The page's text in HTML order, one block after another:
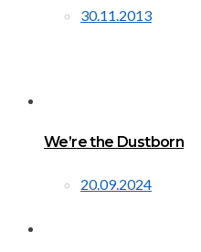
30.11.2013
We’re the Dustborn
20.09.2024